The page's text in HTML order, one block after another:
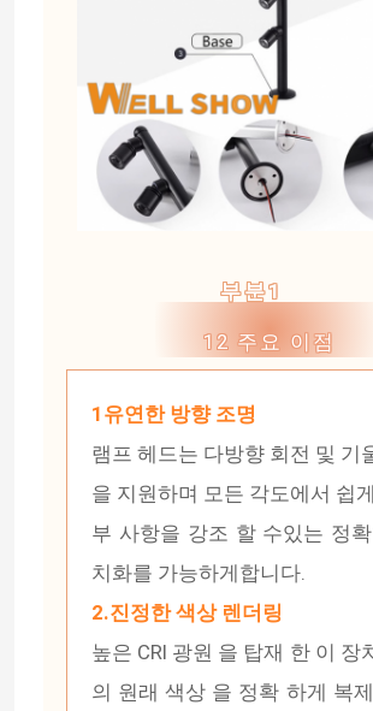
부분1
12 주요 이점
1유연한 방향 조명
램프 헤드는 다방향 회전 및 기
을 지원하며 모든 각도에서 쉽
부 사항을 강조 할 수있는 정
치화를 가능하게합니다.
2.진정한 색상 렌더링
높은 CRI 광원 을 탑재 한 이 장
의 원래 색상 을 정확 하게 복